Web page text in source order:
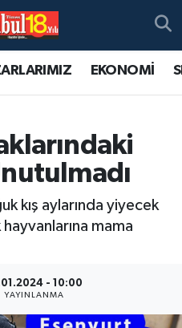
EKONOMİ
kış aylarında yiyecek
mama
- 10:00
YAYINLANMA